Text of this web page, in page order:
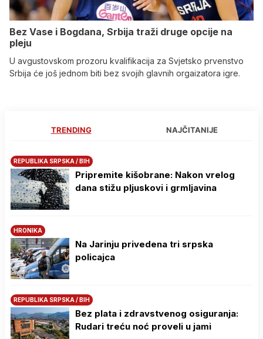
Bez Vase i Bogdana, Srbija traži druge opcije na
pleju
U avgustovskom prozoru kvalifikacija za Svjetsko prvenstvo
Srbija će još jednom biti bez svojih glavnih orgaizatora igre.
TRENDING NAJČITANIJE
REPUBLIKA SRPSKA / BIH
Pripremite kišobrane: Nakon vrelog
dana stižu pljuskovi i grmljavina
HRONIKA
Na Јarinju privedena tri srpska
policajca
REPUBLIKA SRPSKA / BIH
Bez plata i zdravstvenog osiguranja:
Rudari treću noć proveli u jami